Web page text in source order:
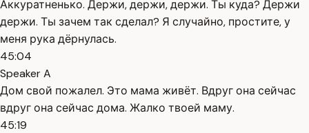
Аккуратненько. Держи, держи, держи. Ты куда? Держи
держи. Ты зачем так сделал? Я случайно, простите, у
меня рука дёрнулась.
45:04
Speaker A
Дом свой пожалел. Это мама живёт. Вдруг она сейчас
вдруг она сейчас дома. Жалко твоей маму.
45:19